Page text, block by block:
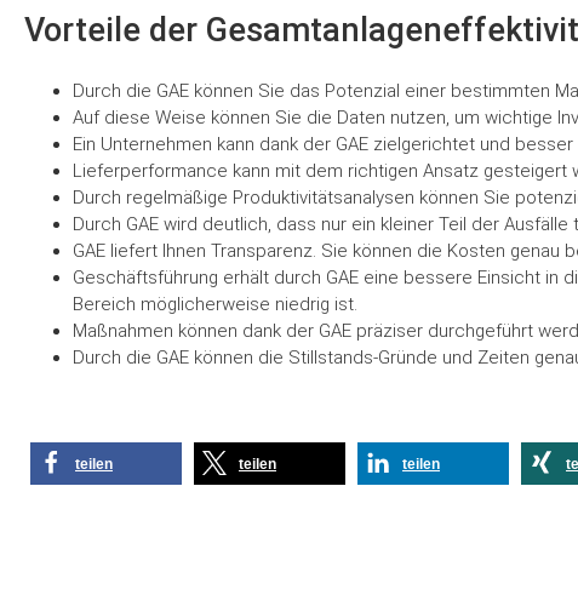
Vorteile der
Durch die GAE können Sie das Potenzial einer bestimmten
Auf diese Weise können Sie die Daten nutzen, um wichtige
Ein Unternehmen kann dank der GAE zielgerichtet und
Lieferperformance kann mit dem richtigen Ansatz gesteigert
Durch regelmäßige Produktivitätsanalysen können Sie
Durch GAE wird deutlich, dass nur ein kleiner Teil der
GAE liefert Ihnen Transparenz. Sie können die Kosten
Geschäftsführung erhält durch GAE eine bessere Einsicht
Bereich möglicherweise niedrig ist.
Maßnahmen können dank der GAE präziser durchgeführt
Durch die GAE können die Stillstands-Gründe und Zeiten
teilen teilen teilen